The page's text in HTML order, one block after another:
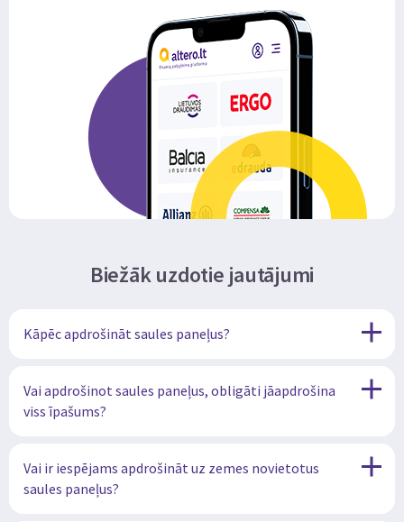
Biežāk uzdotie jautājumi
Kāpēc apdrošināt saules paneļus?
Vai apdrošinot saules paneļus, obligāti jāapdrošina
viss īpašums?
Vai ir iespējams apdrošināt uz zemes novietotus
saules paneļus?